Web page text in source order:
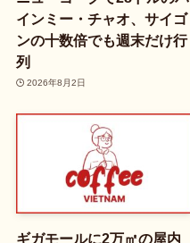
インミー・チャオ、サイゴ
ンの十数倍でも週末だけ行
列
2026年8月2日
ギガモールに2万㎡の屋内